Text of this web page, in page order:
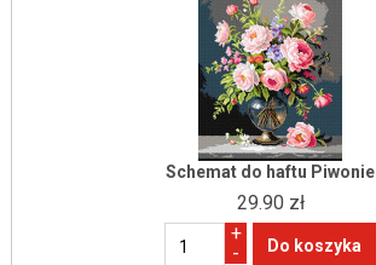
Schemat do haftu Piwonie
29.90 zł
+
-